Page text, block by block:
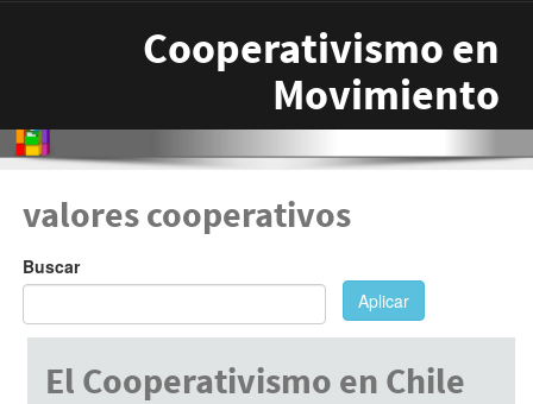
Cooperativismo en
Movimiento
valores cooperativos
Buscar
Aplicar
El Cooperativismo en Chile